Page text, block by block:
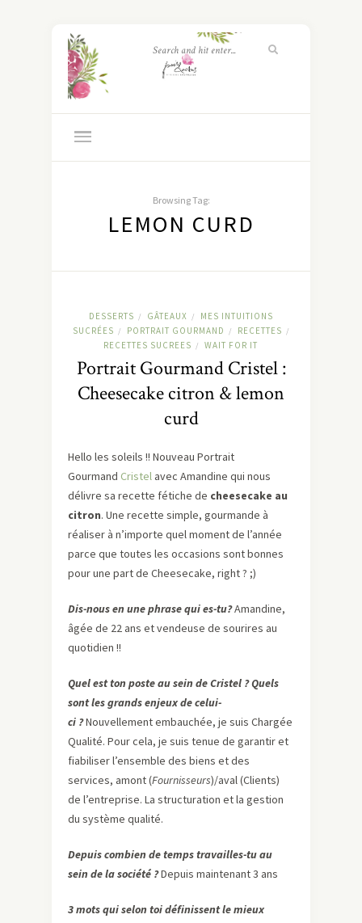
Browsing Tag:
LEMON CURD
DESSERTS / GÂTEAUX /
MES INTUITIONS
SUCRÉES / PORTRAIT GOURMAND / RECETTES /
RECETTES SUCREES / WAIT FOR IT
Portrait Gourmand Cristel :
Cheesecake citron & lemon
curd
Hello les soleils !! Nouveau Portrait
Gourmand Cristel avec Amandine qui nous
délivre sa recette fétiche de cheesecake au
citron. Une recette simple, gourmande à
réaliser à n’importe quel moment de l’année
parce que toutes les occasions sont bonnes
pour une part de Cheesecake, right ? ;)
Dis-nous en une phrase qui es-tu?Amandine,
âgée de 22 ans et vendeuse de sourires au
quotidien !!
Quel est ton poste au sein de Cristel ? Quels
sont les grands enjeux de celui-
ci ?Nouvellement embauchée, je suis Chargée
Qualité. Pour cela, je suis tenue de garantir et
fiabiliser l’ensemble des biens et des
services, amont (Fournisseurs)/aval (Clients)
de l’entreprise. La structuration et la gestion
du système qualité.
Depuis combien de temps travailles-tu au
sein de la société ?Depuis maintenant 3 ans
3 mots qui selon toi définissent le mieux